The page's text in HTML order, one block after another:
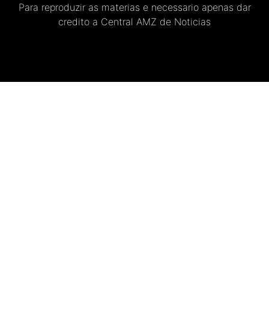
Para reproduzir as materias e necessario apenas dar
credito a Central AMZ de Noticias